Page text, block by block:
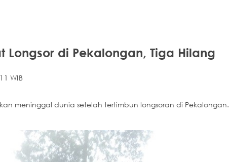
di Pekalongan, Tiga Hilang
WIB
meninggal dunia setelah tertimbun longsoran di Pekalongan.